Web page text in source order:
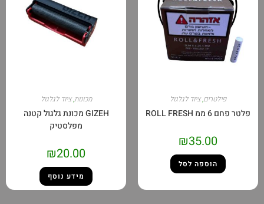
פילטרים,ציוד לגלגול
פלטר פחם 6 ממ ROLL FRESH
₪35.00
הוספה לסל
מכונות,ציוד לגלגול
GIZEH מכונת גלגול קטנה
מפלסטיק
₪20.00
מידע נוסף